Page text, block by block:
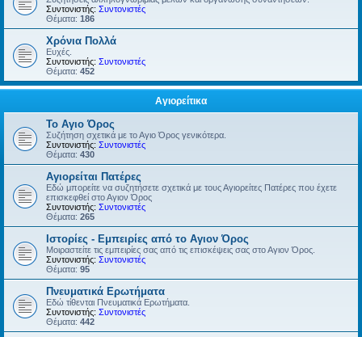
Συντονιστής: Συντονιστές
Θέματα: 186
Χρόνια Πολλά
Ευχές.
Συντονιστής: Συντονιστές
Θέματα: 452
Αγιορείτικα
Το Αγιο Όρος
Συζήτηση σχετικά με το Αγιο Όρος γενικότερα.
Συντονιστής: Συντονιστές
Θέματα: 430
Αγιορείται Πατέρες
Εδώ μπορείτε να συζητήσετε σχετικά με τους Αγιορείτες Πατέρες που έχετε
επισκεφθεί στο Αγιον Όρος
Συντονιστής: Συντονιστές
Θέματα: 265
Ιστορίες - Εμπειρίες από το Αγιον Όρος
Μοιραστείτε τις εμπειρίες σας από τις επισκέψεις σας στο Αγιον Όρος.
Συντονιστής: Συντονιστές
Θέματα: 95
Πνευματικά Ερωτήματα
Εδώ τίθενται Πνευματικά Ερωτήματα.
Συντονιστής: Συντονιστές
Θέματα: 442